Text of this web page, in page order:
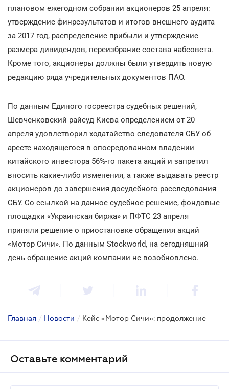
плановом ежегодном собрании акционеров 25 апреля:
утверждение финрезультатов и итогов внешнего аудита
за 2017 год, распределение прибыли и утверждение
размера дивидендов, переизбрание состава набсовета.
Кроме того, акционеры должны были утвердить новую
редакцию ряда учредительных документов ПАО.
По данным Единого госреестра судебных решений,
Шевченковский райсуд Киева определением от 20
апреля удовлетворил ходатайство следователя СБУ об
аресте находящегося в опосредованном владении
китайского инвестора 56%-го пакета акций и запретил
вносить какие-либо изменения, а также выдавать реестр
акционеров до завершения досудебного расследования
СБУ. Со ссылкой на данное судебное решение, фондовые
площадки «Украинская биржа» и ПФТС 23 апреля
приняли решение о приостановке обращения акций
«Мотор Сичи». По данным Stockworld, на сегодняшний
день обращение акций компании не возобновлено.
Главная / Новости / Кейс «Мотор Сичи»: продолжение
Оставьте комментарий